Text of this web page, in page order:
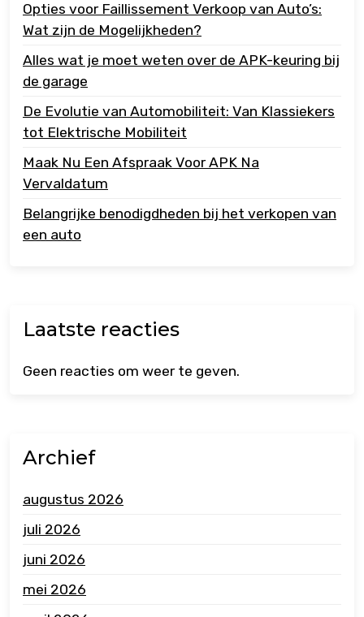
Opties voor Faillissement Verkoop van Auto’s:
Wat zijn de Mogelijkheden?
Alles wat je moet weten over de APK-keuring bij
de garage
De Evolutie van Automobiliteit: Van Klassiekers
tot Elektrische Mobiliteit
Maak Nu Een Afspraak Voor APK Na
Vervaldatum
Belangrijke benodigdheden bij het verkopen van
een auto
Laatste reacties
Geen reacties om weer te geven.
Archief
augustus 2026
juli 2026
juni 2026
mei 2026